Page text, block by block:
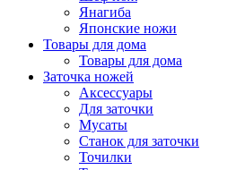
Янагиба
Японские ножи
Товары для дома
Товары для дома
Заточка ножей
Аксессуары
Для заточки
Мусаты
Станок для заточки
Точилки